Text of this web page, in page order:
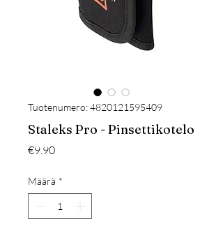
Tuotenumero: 4820121595409
Staleks Pro - Pinsettikotelo
€9.90Hinta
Määrä *